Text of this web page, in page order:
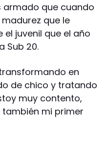
armado que cuando
que le
juvenil que el año
Sub 20.
en
de chico y tratando
muy contento,
mi primer